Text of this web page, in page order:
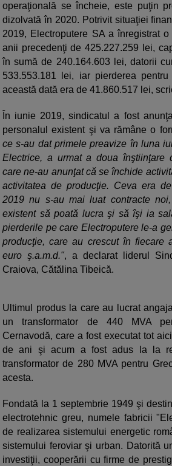
operaţională se încheie, este puţin
dizolvată în 2020. Potrivit situaţiei
2019, Electroputere SA a înregistrat
anii precedenţi de 425.227.259 lei,
în sumă de 240.164.603 lei, datorii
533.553.181 lei, iar pierderea
această dată era de 41.860.517 lei,
În iunie 2019, sindicatul a fost
personalul existent şi va rămâne o
ce s-au dat primele preavize în luna
Electrice, a urmat a doua înştiinţare
care ne-au anunţat că se închide
activitatea de producţie. Ceva era
2019 nu s-au mai luat contracte
existent să poată lucra şi să îşi ia
pierderile pe care Electroputere le-a
producţie, care au crescut în fiecare
euro ş.a.m.d.", a declarat liderul
Craiova, Cătălina Tibeică.
Ultimul produs la care au lucrat
un transformator de 440 MVA
Cernavodă, care a fost executat tot
de ani şi acum a fost adus la la
transformator de 280 MVA pentru
acesta.
Fondată la 1 septembrie 1949 şi
electrotehnic greu, numele fabricii
de realizarea sistemului energetic
sistemului feroviar şi urban. Datorită
investiţii, cooperării cu firme de